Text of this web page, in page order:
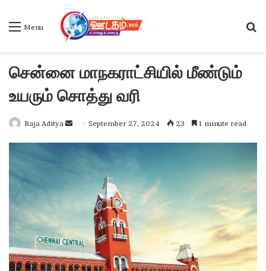
Menu
சென்னை மாநகராட்சியில் மீண்டும்
உயரும் சொத்து வரி
Raja Aditya
a
i
l
September 27, 2024 23 1 minute read